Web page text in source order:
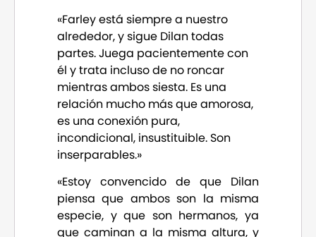
«Farley está siempre a nuestro
alrededor, y sigue Dilan todas
partes. Juega pacientemente con
él y trata incluso de no roncar
mientras ambos siesta. Es una
relación mucho más que amorosa,
es una conexión pura,
incondicional, insustituible. Son
inserparables.»
«Estoy convencido de que Dilan
piensa que ambos son la misma
especie, y que son hermanos, ya
que caminan a la misma altura, y